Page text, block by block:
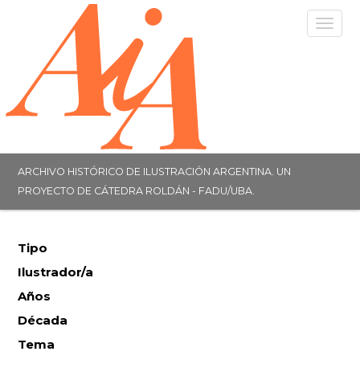
ARCHIVO HISTÓRICO DE ILUSTRACIÓN ARGENTINA. UN
PROYECTO DE CÁTEDRA ROLDÁN - FADU/UBA.
Tipo
Ilustrador/a
Años
Década
Tema